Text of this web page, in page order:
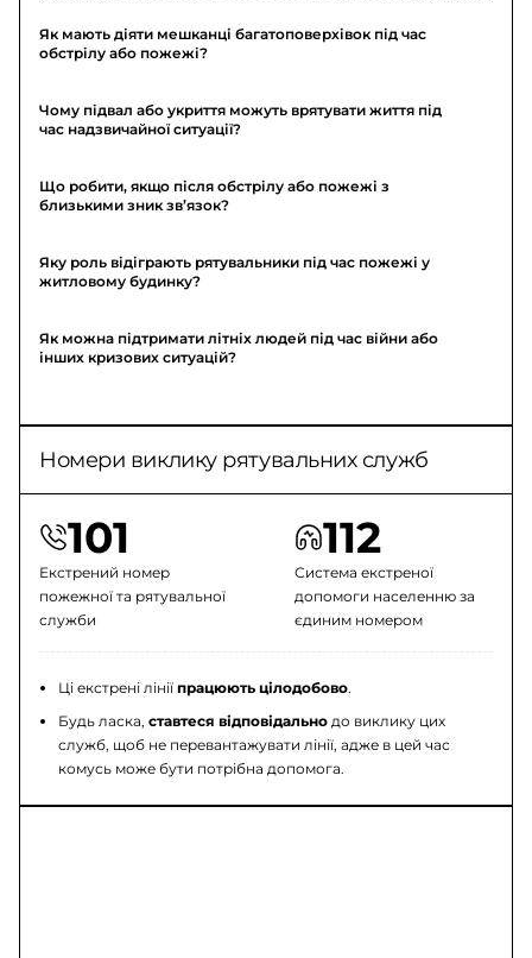
Як мають діяти мешканці багатоповерхівок під час
обстрілу або пожежі?
Чому підвал або укриття можуть врятувати життя під
час надзвичайної ситуації?
Що робити, якщо після обстрілу або пожежі з
близькими зник зв’язок?
Яку роль відіграють рятувальники під час пожежі у
житловому будинку?
Як можна підтримати літніх людей під час війни або
інших кризових ситуацій?
Номери виклику рятувальних служб
101
Екстрений номер
пожежної та рятувальної
служби
112
Система екстреної
допомоги населенню за
єдиним номером
Ці екстрені лініїпрацюють цілодобово.
Будь ласка,ставтеся відповідально до виклику цих
служб, щоб не перевантажувати лінії, адже в цей час
комусь може бути потрібна допомога.